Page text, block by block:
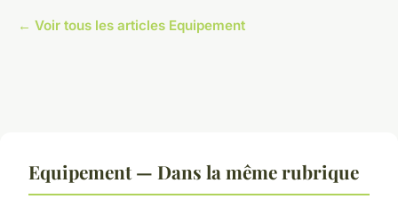
← Voir tous les articles Equipement
Equipement — Dans la même rubrique